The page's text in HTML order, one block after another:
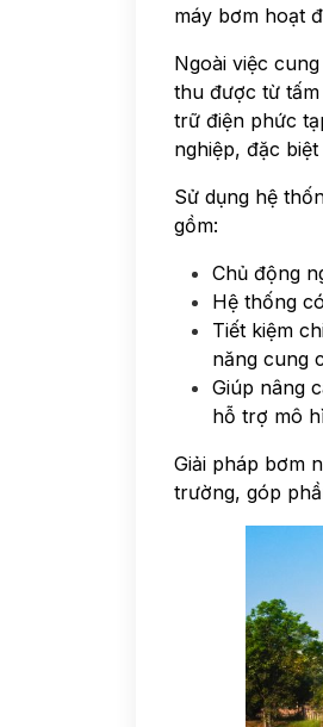
máy bơm hoạt
Ngoài việc
thu được từ
trữ điện phức
nghiệp, đặc
Sử dụng hệ
gồm:
Chủ động
Hệ thống
Tiết kiệm
năng cung
Giúp nâng
hỗ trợ mô
Giải pháp bơm
trường, góp